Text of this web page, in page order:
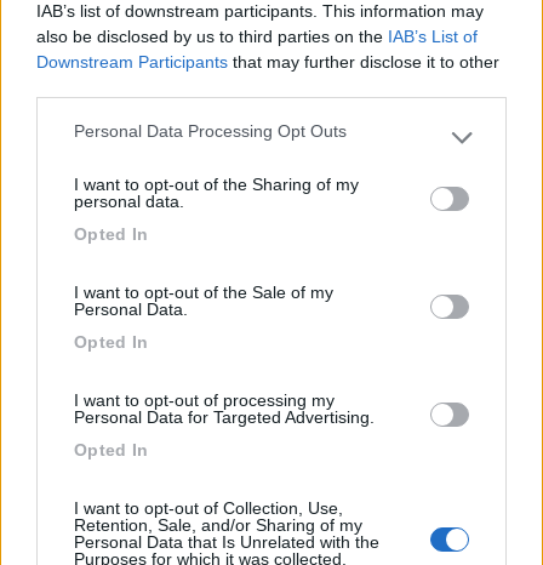
IAB’s list of downstream participants. This information may
also be disclosed by us to third parties on the IAB’s List of
Downstream Participants that may further disclose it to other
Please note that this website/app uses one or more Google
not limited to your visit or usage behaviour. You may click to
use your data for below specified purposes in below Google
Personal Data Processing Opt Outs
I want to opt-out of the Sharing of my
personal data.
Opted In
I want to opt-out of the Sale of my
Personal Data.
Opted In
I want to opt-out of processing my
Personal Data for Targeted Advertising.
Opted In
I want to opt-out of Collection, Use,
Retention, Sale, and/or Sharing of my
Personal Data that Is Unrelated with the
Purposes for which it was collected.
Ottima perché in posizione strategica:
Caratteristiche Posizione
Rumoroso il pernottamento causa vicina
discoteca.
Paradise Park